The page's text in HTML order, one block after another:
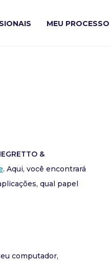
MEU PROCESSO
&
. Aqui, você encontrará
qual papel
computador,